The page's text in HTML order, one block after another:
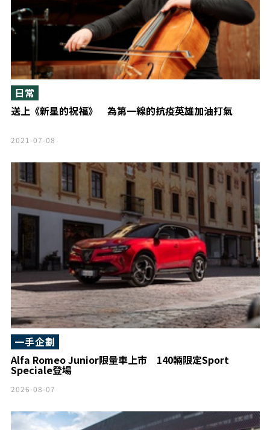
送上《新星的祝福》 為第一線的抗疫英雄加油打氣
日常
2021-07-08
Alfa Romeo Junior限量車上市 140輛限定Sport
Speciale登場
一手企劃
2026-08-07